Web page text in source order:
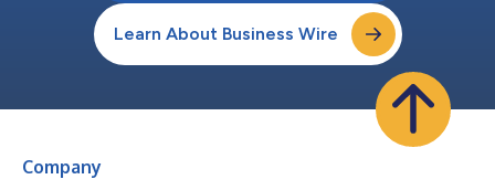
Learn About Business Wire
Company